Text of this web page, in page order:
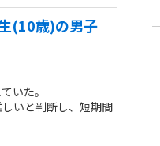
(10歳)の男子
いた。
いと判断し、短期間